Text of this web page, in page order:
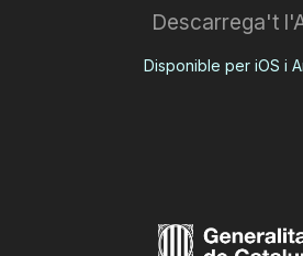
Descarrega't
Disponible per iOS i